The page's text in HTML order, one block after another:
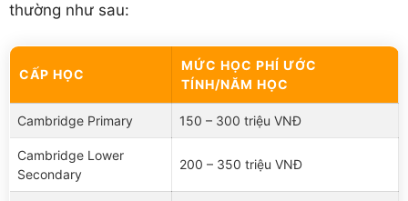
thường như sau:
CẤP HỌC
MỨC HỌC PHÍ ƯỚC
TÍNH/NĂM HỌC
Cambridge Primary 150 – 300 triệu VNĐ
Cambridge Lower
Secondary
200 – 350 triệu VNĐ